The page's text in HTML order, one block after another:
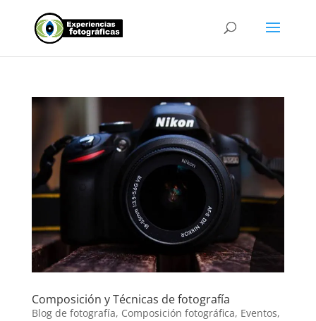
Composición y Técnicas de fotografía
Blog de fotografía, Composición fotográfica, Eventos,